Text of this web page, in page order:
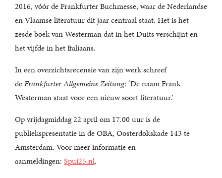
2016, vóór de Frankfurter Buchmesse, waar de Nederlandse
en Vlaamse literatuur dit jaar centraal staat. Het is het
zesde boek van Westerman dat in het Duits verschijnt en
het vijfde in het Italiaans.
In een overzichtsrecensie van zijn werk schreef
deFrankfurter Allgemeine Zeitung: ‘De naam Frank
Westerman staat voor een nieuw soort literatuur.’
Op vrijdagmiddag 22 april om 17.00 uur is de
publiekspresentatie in de OBA, Oosterdokskade 143 te
Amsterdam. Voor meer informatie en
aanmeldingen: Spui25.nl.